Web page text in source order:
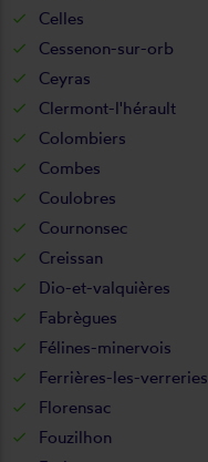
Celles
Cessenon-sur-orb
Ceyras
Clermont-l'hérault
Colombiers
Combes
Coulobres
Cournonsec
Creissan
Dio-et-valquières
Fabrègues
Félines-minervois
Ferrières-les-verreries
Florensac
Fouzilhon